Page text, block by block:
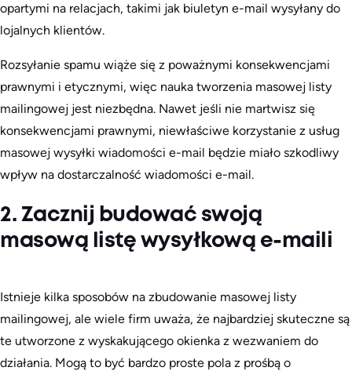
opartymi na relacjach, takimi jak biuletyn e-mail wysyłany do
lojalnych klientów.
Rozsyłanie spamu wiąże się z poważnymi konsekwencjami
prawnymi i etycznymi, więc nauka tworzenia masowej listy
mailingowej jest niezbędna. Nawet jeśli nie martwisz się
konsekwencjami prawnymi, niewłaściwe korzystanie z usług
masowej wysyłki wiadomości e-mail będzie miało szkodliwy
wpływ na dostarczalność wiadomości e-mail.
2. Zacznij budować swoją
masową listę wysyłkową e-maili
Istnieje kilka sposobów na zbudowanie masowej listy
mailingowej, ale wiele firm uważa, że najbardziej skuteczne są
te utworzone z wyskakującego okienka z wezwaniem do
działania. Mogą to być bardzo proste pola z prośbą o